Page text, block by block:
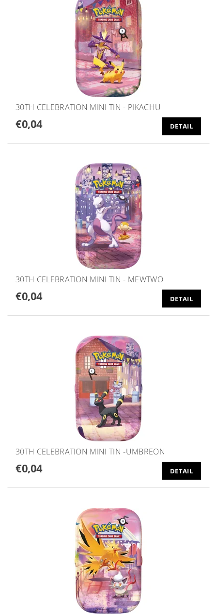
30TH CELEBRATION MINI TIN - PIKACHU
€0,04 DETAIL
30TH CELEBRATION MINI TIN - MEWTWO
€0,04 DETAIL
30TH CELEBRATION MINI TIN -UMBREON
€0,04 DETAIL